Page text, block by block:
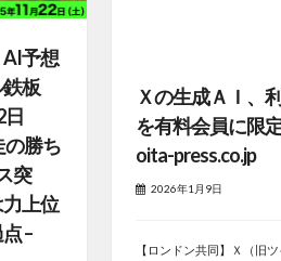
Ｘの生成ＡＩ、
を有料会員に限
oita-press.co.jp
2026年1月9日
【ロンドン共同】Ｘ（旧ツ
AI予想
鉄板
日
の勝ち
突
上位
–